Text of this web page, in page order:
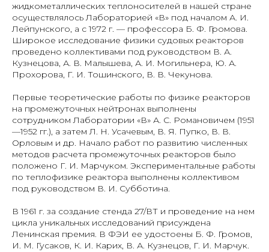
жидкометаллических теплоносителей в нашей стране
осуществлялось Лабораторией «В» под началом А. И.
Лейпунского, а с 1972 г. — профессора Б. Ф. Громова.
Широкое исследование физики судовых реакторов
проведено коллективами под руководством В. А.
Кузнецова, А. В. Малышева, А. И. Могильнера, Ю. А.
Прохорова, Г. И. Тошинского, В. В. Чекунова.
Первые теоретические работы по физике реакторов
на промежуточных нейтронах выполнены
сотрудником Лаборатории «В» А. С. Романовичем (1951
—1952 гг.), а затем Л. Н. Усачевым, В. Я. Пупко, В. В.
Орловым и др. Начало работ по развитию численных
методов расчета промежуточных реакторов было
положено Г. И. Марчуком. Экспериментальные работы
по теплофизике реактора выполнены коллективом
под руководством В. И. Субботина.
В 1961 г. за создание стенда 27/ВТ и проведение на нем
цикла уникальных исследований присуждена
Ленинская премия. В ФЭИ ее удостоены Б. Ф. Громов,
И. М. Гусаков, К. И. Карих, В. А. Кузнецов, Г. И. Марчук.